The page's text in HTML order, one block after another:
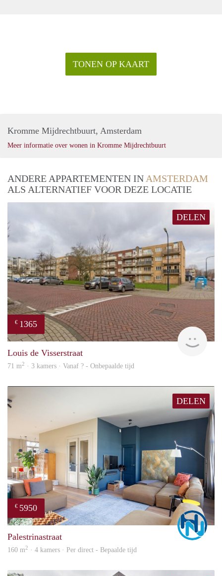
TONEN OP KAART
Kromme Mijdrechtbuurt, Amsterdam
Meer informatie over wonen in Kromme Mijdrechtbuurt
ANDERE APPARTEMENTEN IN AMSTERDAM
ALS ALTERNATIEF VOOR DEZE LOCATIE
DELEN
€ 1365
rent
Louis de Visserstraat
71 m2 · 3 kamers · Vanaf ? - Onbepaalde tijd
DELEN
€ 5950
Palestrinastraat
160 m2 · 4 kamers · Per direct - Bepaalde tijd